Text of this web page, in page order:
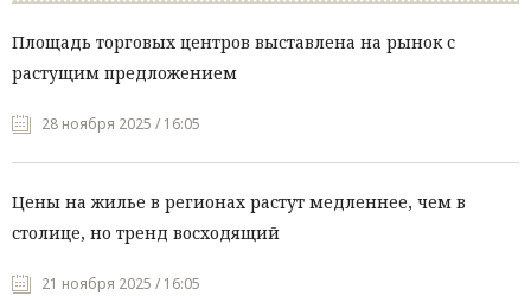
Площадь торговых центров выставлена на рынок с
растущим предложением
28 ноября 2025 / 16:05
Цены на жилье в регионах растут медленнее, чем в
столице, но тренд восходящий
21 ноября 2025 / 16:05